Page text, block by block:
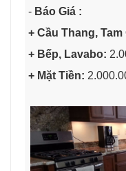
- Báo Giá :
+ Cầu Thang, Tam
+ Bếp, Lavabo:
+ Mặt Tiền: